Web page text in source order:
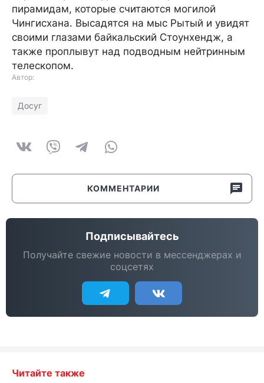
пирамидам, которые считаются могилой
Чингисхана. Высадятся на мыс Рытый и увидят
своими глазами байкальский Стоунхендж, а
также проплывут над подводным нейтринным
телескопом.
Автор:
Досуг
КОММЕНТАРИИ
Подписывайтесь
Получайте свежие новости в мессенджерах и
соцсетях
Читайте также